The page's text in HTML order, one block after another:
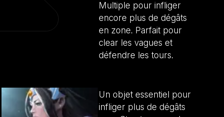
Multiple pour infliger
encore plus de dégâts
en zone. Parfait pour
clear les vagues et
défendre les tours.
Un objet essentiel pour
infliger plus de dégâts